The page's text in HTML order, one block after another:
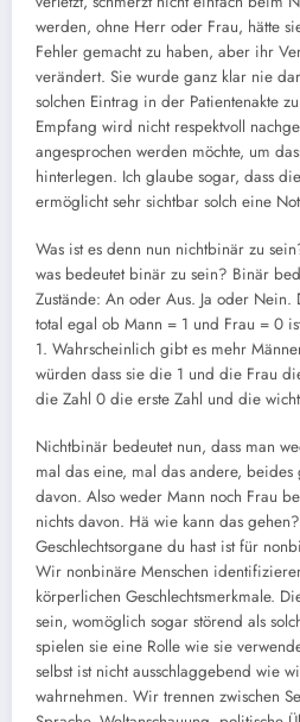
werden, ohne Herr oder Frau, hätte
Fehler gemacht zu haben, aber ihr
verändert. Sie wurde ganz klar nie
solchen Eintrag in der Patientenakte
Empfang wird nicht respektvoll
angesprochen werden möchte, um
hinterlegen. Ich glaube sogar, dass
ermöglicht sehr sichtbar solch eine
Was ist es denn nun nichtbinär zu
was bedeutet binär zu sein? Binär
Zustände: An oder Aus. Ja oder
total egal ob Mann = 1 und Frau = 0
1. Wahrscheinlich gibt es mehr
würden dass sie die 1 und die Frau
die Zahl 0 die erste Zahl und die
Nichtbinär bedeutet nun, dass man
mal das eine, mal das andere,
davon. Also weder Mann noch Frau
nichts davon. Hä wie kann das
Geschlechtsorgane du hast ist für
Wir nonbinäre Menschen
körperlichen Geschlechtsmerkmale.
sein, womöglich sogar störend als
spielen sie eine Rolle wie sie
selbst ist nicht ausschlaggebend wie
wahrnehmen. Wir trennen zwischen